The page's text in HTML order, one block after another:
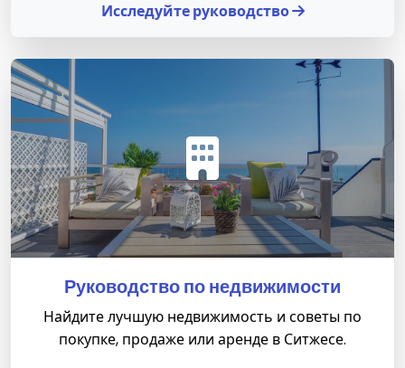
Исследуйте руководство
Руководство по недвижимости
Найдите лучшую недвижимость и советы по
покупке, продаже или аренде в Ситжесе.